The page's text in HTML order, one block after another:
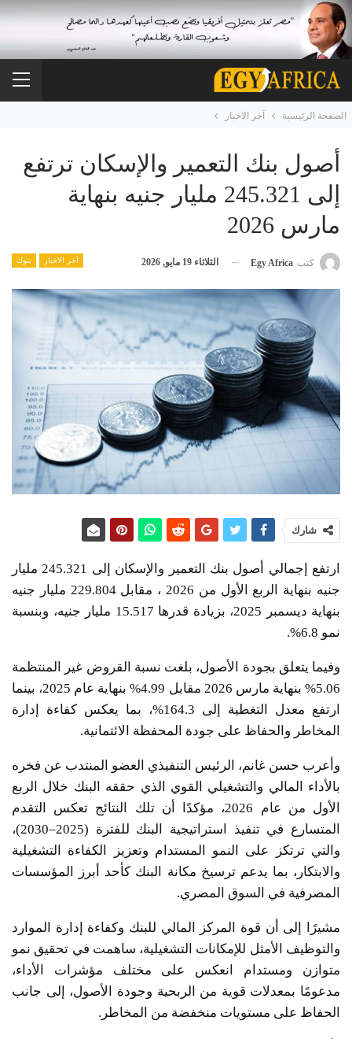
الصفحة الرئيسية آخر الاخبار
أصول بنك التعمير والإسكان ترتفع
إلى 245.321 مليار جنيه بنهاية
مارس 2026
آخر الاخبار بنوك كتب Egy Africa الثلاثاء 19 مايو, 2026
شارك
ارتفع إجمالي أصول بنك التعمير والإسكان إلى 245.321 مليار
جنيه بنهاية الربع الأول من 2026 ، مقابل 229.804 مليار جنيه
بنهاية ديسمبر 2025، بزيادة قدرها 15.517 مليار جنيه، وبنسبة
نمو 6.8%.
وفيما يتعلق بجودة الأصول، بلغت نسبة القروض غير المنتظمة
5.06% بنهاية مارس 2026 مقابل 4.99% بنهاية عام 2025، بينما
ارتفع معدل التغطية إلى 164.3%، بما يعكس كفاءة إدارة
المخاطر والحفاظ على جودة المحفظة الائتمانية.
وأعرب حسن غانم، الرئيس التنفيذي العضو المنتدب عن فخره
بالأداء المالي والتشغيلي القوي الذي حققه البنك خلال الربع
الأول من عام 2026، مؤكدًا أن تلك النتائج تعكس التقدم
المتسارع في تنفيذ استراتيجية البنك للفترة (2025–2030)،
والتي ترتكز على النمو المستدام وتعزيز الكفاءة التشغيلية
والابتكار، بما يدعم ترسيخ مكانة البنك كأحد أبرز المؤسسات
المصرفية في السوق المصري.
مشيرًا إلى أن قوة المركز المالي للبنك وكفاءة إدارة الموارد
والتوظيف الأمثل للإمكانات التشغيلية، ساهمت في تحقيق نمو
متوازن ومستدام انعكس على مختلف مؤشرات الأداء،
مدعومًا بمعدلات قوية من الربحية وجودة الأصول، إلى جانب
الحفاظ على مستويات منخفضة من المخاطر.